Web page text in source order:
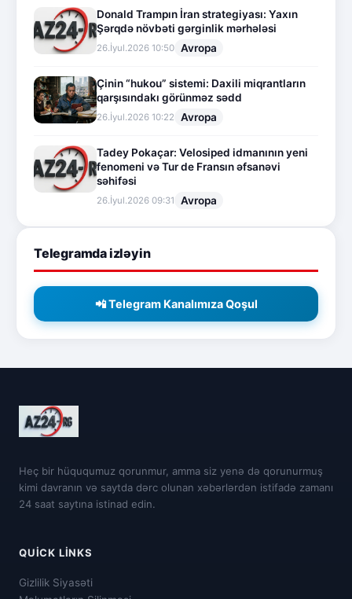
Donald Trampın İran strategiyası: Yaxın
Şərqdə növbəti gərginlik mərhələsi
26.İyul.2026 10:50 Avropa
Çinin “hukou” sistemi: Daxili miqrantların
qarşısındakı görünməz sədd
26.İyul.2026 10:22 Avropa
Tadey Pokaçar: Velosiped idmanının yeni
fenomeni və Tur de Fransın əfsanəvi
səhifəsi
26.İyul.2026 09:31 Avropa
Telegramda izləyin
📲 Telegram Kanalımıza Qoşul
Heç bir hüququmuz qorunmur, amma siz yenə də qorunurmuş
kimi davranın və saytda dərc olunan xəbərlərdən istifadə zamanı
24 saat saytına istinad edin.
QUICK LINKS
Gizlilik Siyasəti